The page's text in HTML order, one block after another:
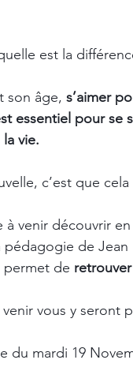
est la
son âge, s’aimer
essentiel pour se
vie.
c’est que cela
à venir découvrir
pédagogie de
permet de
venir vous y seront
du mardi 19